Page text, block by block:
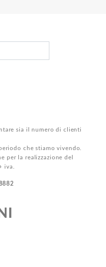
sia il numero di clienti
che stiamo vivendo.
per la realizzazione del
iva.